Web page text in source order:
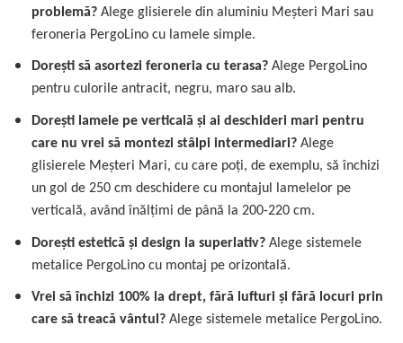
problemă? Alege glisierele din aluminiu Meșteri Mari sau
feroneria PergoLino cu lamele simple.
Dorești să asortezi feroneria cu terasa? Alege PergoLino
pentru culorile antracit, negru, maro sau alb.
Dorești lamele pe verticală și ai deschideri mari pentru
care nu vrei să montezi stâlpi intermediari? Alege
glisierele Meșteri Mari, cu care poți, de exemplu, să închizi
un gol de 250 cm deschidere cu montajul lamelelor pe
verticală, având înălțimi de până la 200-220 cm.
Dorești estetică și design la superlativ? Alege sistemele
metalice PergoLino cu montaj pe orizontală.
Vrei să închizi 100% la drept, fără lufturi și fără locuri prin
care să treacă vântul? Alege sistemele metalice PergoLino.